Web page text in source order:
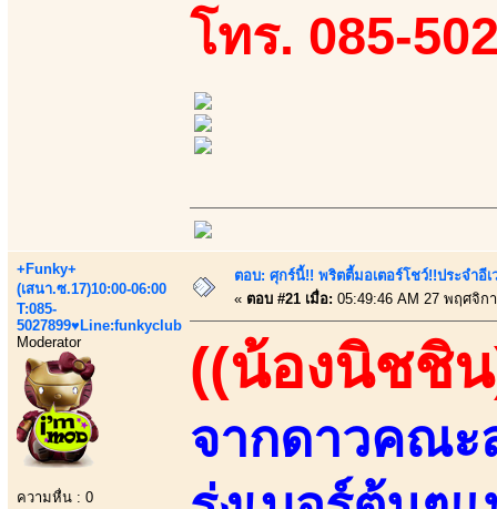
โทร. 085-
+Funky+
(เสนา.ซ.17)10:00-06:00
T:085-
5027899♥Line:funkyclub
Moderator
ความหื่น : 0
ตอบ: ศุกร์นี้!! พริตตี้มอเตอร์โชว์!!ประจำอี
« ตอบ #21 เมื่อ: 05:49:46 AM 27 พฤศจิก
((น้องนิชชิ
จากดาวคณ